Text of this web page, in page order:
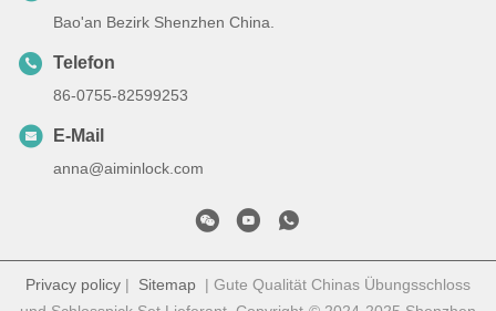
Bao'an Bezirk Shenzhen China.
Telefon
86-0755-82599253
E-Mail
anna@aiminlock.com
Privacy policy | Sitemap | Gute Qualität Chinas Übungsschloss